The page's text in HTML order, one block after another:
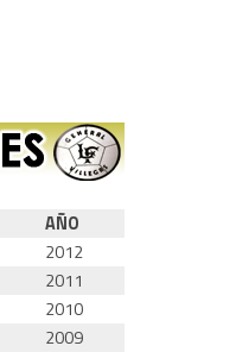
AÑO
2012
2011
2010
2009